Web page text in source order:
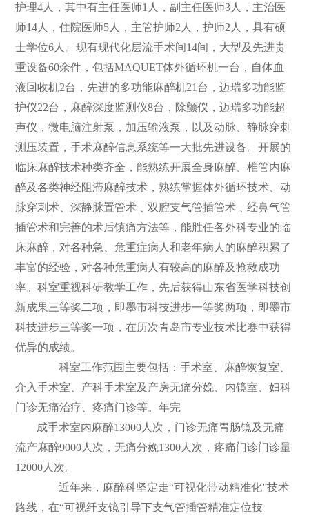
护理4人，其中有主任医师1人，副主任医师3人，主治医
师14人，住院医师5人，主管护师2人，护师2人，具有硕
士学位6人。现有现代化层流手术间14间，大型及先进贵
重设备60余件，包括MAQUET体外循环机一台，自体血
液回收机2台，先进的多功能麻醉机21台，迈瑞多功能监
护仪22台，麻醉深度监测仪8台，除颤仪，迈瑞多功能超
声仪，微电脑注射泵，加压输液泵，以及动脉、静脉穿刺
测压装置，手术麻醉信息系统等一大批先进设备。开展的
临床麻醉技术种类齐全，能熟练开展全身麻醉、椎管内麻
醉及各类神经阻滞麻醉技术，熟练掌握体外循环技术、动
脉穿刺术、深静脉置管术﹑双腔支气管插管术﹑经鼻气管
插管术和完善的术后镇痛方法等，能胜任各外科专业的临
床麻醉，对各种急、危重症病人和老年病人的麻醉积累了
丰富的经验，对各种危重病人有较高的麻醉及抢救成功
率。科室重视科研教学工作，先后获得山东省医学科技创
新成果三等奖二项，即墨市科技进步一等奖两项，即墨市
科技进步三等奖一项，在历次青岛市专业技术比赛中获得
优异的成绩。
科室工作范围主要包括：手术室、麻醉恢复室、
介入手术室、产科手术室及产房无痛分娩、内镜室、妇科
门诊无痛治疗、疼痛门诊等。年完
成手术室内麻醉13000人次，门诊无痛胃肠镜及无痛
流产麻醉9000人次，无痛分娩1300人次，疼痛门诊门诊量
12000人次。
近年来，麻醉科坚定走“可视化带动精准化”技术
路线，在“可视纤支镜引导下支气管插管精准定位技